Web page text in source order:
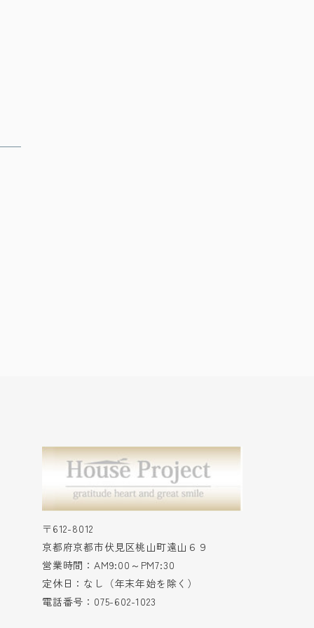
〒612-8012
京都府京都市伏見区桃山町遠山６９
営業時間：AM9:00～PM7:30
定休日：なし（年末年始を除く）
電話番号：075-602-1023